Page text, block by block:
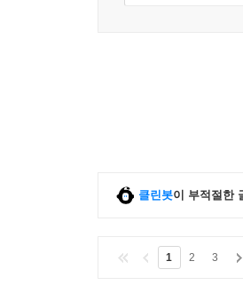
클린봇이 부적절한
1 2 3